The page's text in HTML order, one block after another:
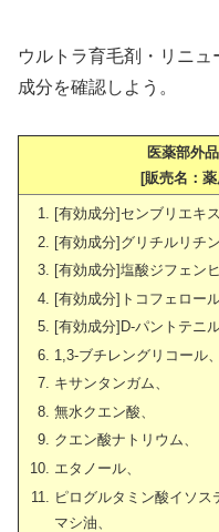
ウルトラ育毛剤・リニ
成分を確認しよう。
医薬部外
[販売名：
[有効成分]センブリエキス
[有効成分]グリチルリチ
[有効成分]塩酸ジフェン
[有効成分]トコフェロー
[有効成分]D-パントテニ
1,3-ブチレングリコール、
キサンタンガム、
無水クエン酸、
クエン酸ナトリウム、
エタノール、
ピログルタミン酸イソス
マシ油、